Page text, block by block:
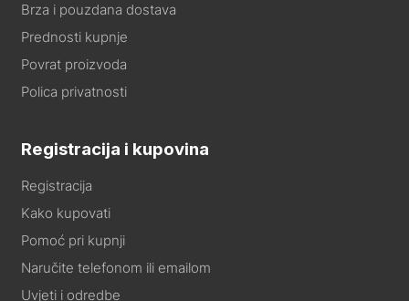
Brza i pouzdana dostava
Prednosti kupnje
Povrat proizvoda
Polica privatnosti
Registracija i kupovina
Registracija
Kako kupovati
Pomoć pri kupnji
Naručite telefonom ili emailom
Uvjeti i odredbe